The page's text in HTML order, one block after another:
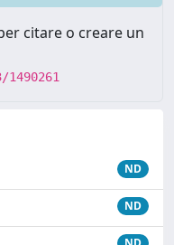
citare o creare un
ND
ND